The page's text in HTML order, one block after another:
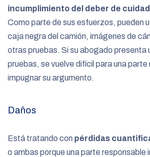
incumplimiento del deber de
Como parte de sus esfuerzos, pueden
caja negra del camión, imágenes de
otras pruebas. Si su abogado presenta
pruebas, se vuelve difícil para una parte
impugnar su argumento.
Daños
Está tratando con pérdidas
o ambas porque una parte responsable